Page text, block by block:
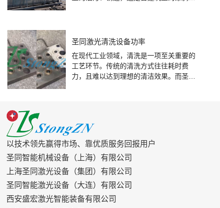
基材损伤大等问题。近年来，随着科技的
无损的优势，逐渐成为了解决各类清洗难
题的新选择。
圣同激光清洗设备功率
在现代工业领域，清洗是一项至关重要的
工艺环节。传统的清洗方式往往耗时费
力，且难以达到理想的清洁效果。而圣同
以技术领先赢得市场、靠优质服务回报用户
圣同智能机械设备（上海）有限公司
上海圣同激光设备（集团）有限公司
圣同智能激光设备（大连）有限公司
西安盛宏激光智能装备有限公司